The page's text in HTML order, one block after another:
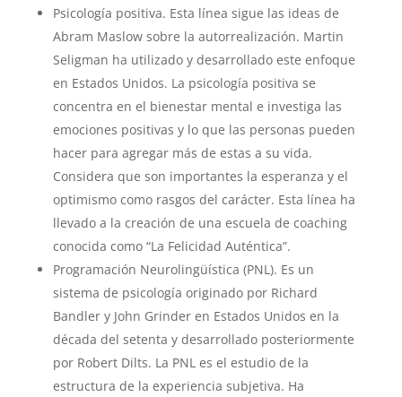
Psicología positiva. Esta línea sigue las ideas de
Abram Maslow sobre la autorrealización. Martin
Seligman ha utilizado y desarrollado este enfoque
en Estados Unidos. La psicología positiva se
concentra en el bienestar mental e investiga las
emociones positivas y lo que las personas pueden
hacer para agregar más de estas a su vida.
Considera que son importantes la esperanza y el
optimismo como rasgos del carácter. Esta línea ha
llevado a la creación de una escuela de coaching
conocida como “La Felicidad Auténtica”.
Programación Neurolingüística (PNL). Es un
sistema de psicología originado por Richard
Bandler y John Grinder en Estados Unidos en la
década del setenta y desarrollado posteriormente
por Robert Dilts. La PNL es el estudio de la
estructura de la experiencia subjetiva. Ha